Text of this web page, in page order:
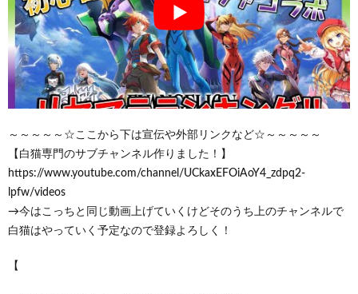
～～～～～☆ここから下は宣伝や外部リンクなど☆～～～～～
【白猫専門のサブチャンネル作りました！】
https://www.youtube.com/channel/UCkaxEFOiAoY4_zdpq2-
lpfw/videos
→今はこっちと同じ動画上げていくけどそのうち上のチャンネルで
白猫はやっていく予定なので登録よろしく！
【